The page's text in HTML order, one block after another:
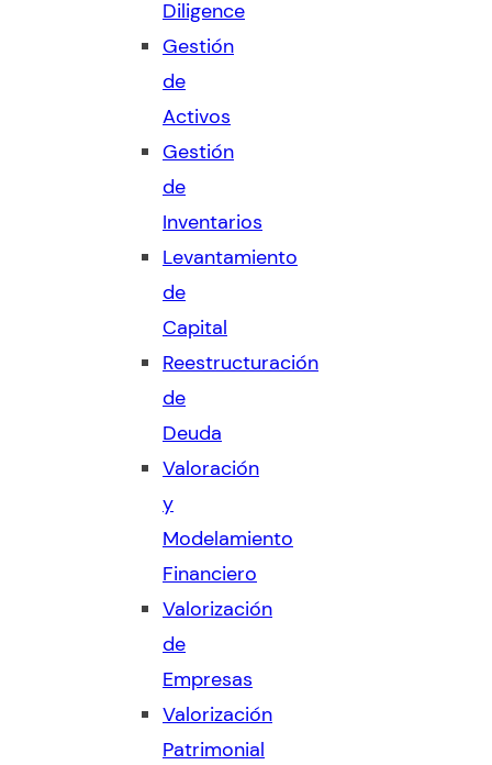
Diligence
Gestión
de
Activos
Gestión
de
Inventarios
Levantamiento
de
Capital
Reestructuración
de
Deuda
Valoración
y
Modelamiento
Financiero
Valorización
de
Empresas
Valorización
Patrimonial